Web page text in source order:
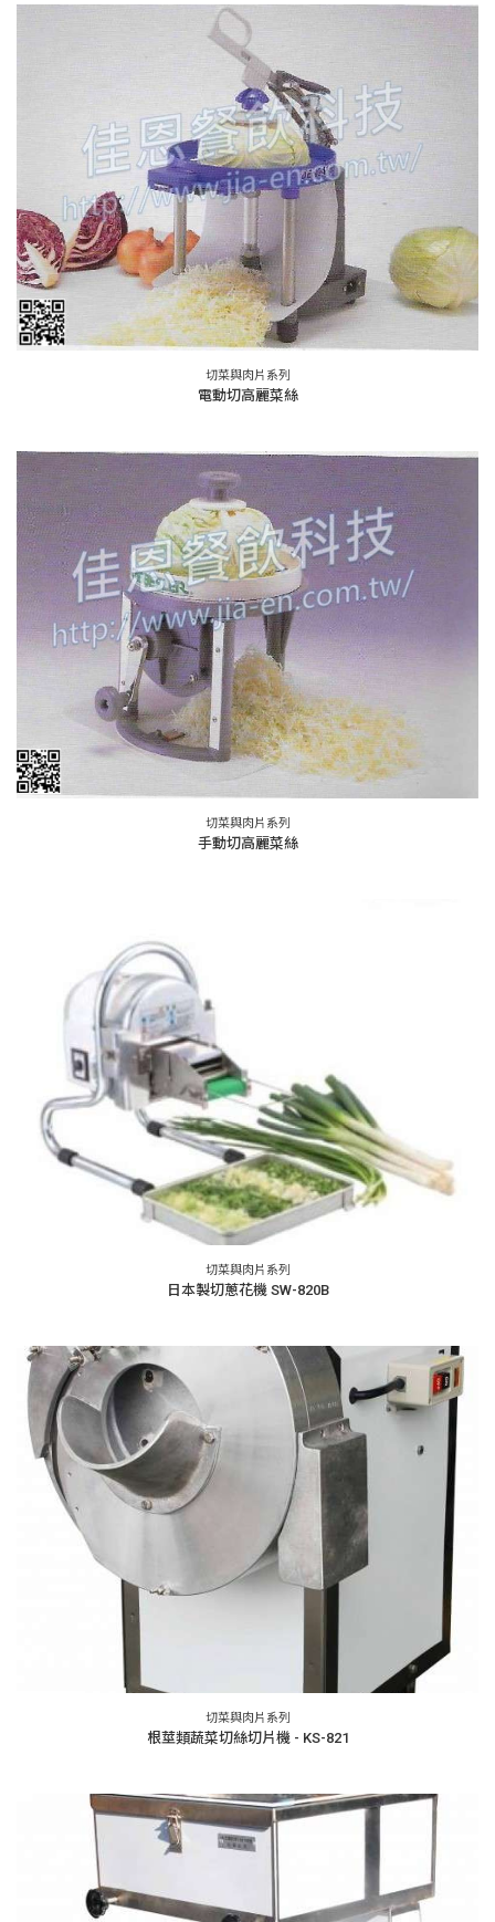
切菜與肉片系列
電動切高麗菜絲
切菜與肉片系列
手動切高麗菜絲
切菜與肉片系列
日本製切蔥花機 SW-820B
切菜與肉片系列
根莖類蔬菜切絲切片機 - KS-821